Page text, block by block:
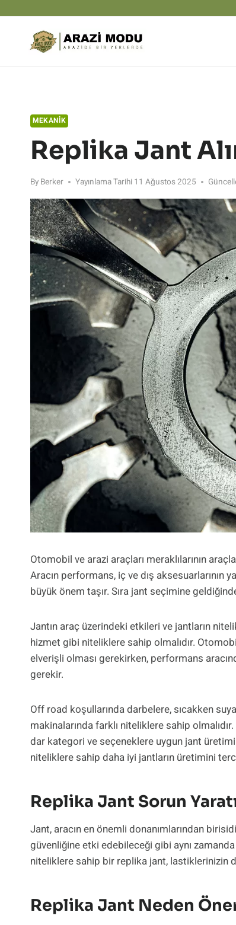
content
MEKANIK
Replika Jant
By Berker Yayınlama Tarihi 11 Ağustos 2025
Otomobil ve arazi araçları meraklılarının
Aracın performans, iç ve dış aksesuarlarının
büyük önem taşır. Sıra jant seçimine
Jantın araç üzerindeki etkileri ve jantların
hizmet gibi niteliklere sahip olmalıdır.
elverişli olması gerekirken, performans
gerekir.
Off road koşullarında darbelere, sıcakken
makinalarında farklı niteliklere sahip
dar kategori ve seçeneklere uygun jant
niteliklere sahip daha iyi jantların üretimini
Replika Jant Sorun
Jant, aracın en önemli donanımlarından
güvenliğine etki edebileceği gibi aynı
niteliklere sahip bir replika jant, lastiklerinizin
Replika Jant Neden